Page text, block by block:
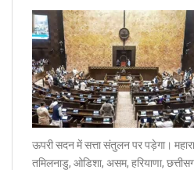
ऊपरी सदन में सत्ता संतुलन पर पड़ेगा।
तमिलनाडु, ओडिशा, असम, हरियाणा,